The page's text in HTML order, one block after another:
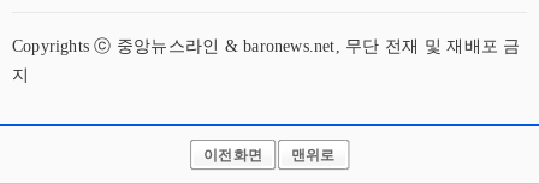
Copyrights ⓒ 중앙뉴스라인 & baronews.net, 무단 전재 및 재배포 금
지
이전화면 맨위로